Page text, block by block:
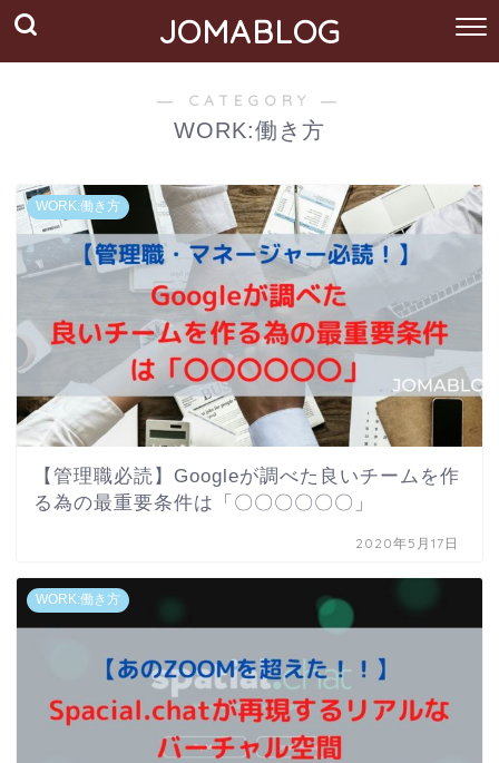
JOMABLOG
― CATEGORY ―
WORK:働き方
WORK:働き方
【管理職必読】Googleが調べた良いチームを作
る為の最重要条件は「〇〇〇〇〇〇」
2020年5月17日
WORK:働き方